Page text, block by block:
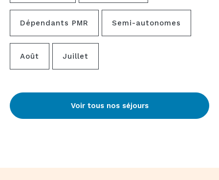
Dépendants PMR Semi-autonomes
Août Juillet
Voir tous nos séjours